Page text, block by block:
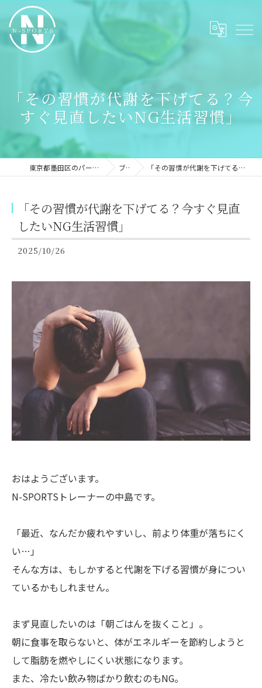
「その習慣が代謝を下げてる？今
すぐ見直したいNG生活習慣」
東京都墨田区のパーソナルジムならN-sports ブログ 「その習慣が代謝を下げてる？今すぐ見直したいNG生活習慣」
「その習慣が代謝を下げてる？今すぐ見直
したいNG生活習慣」
2025/10/26
おはようございます。
N-SPORTSトレーナーの中島です。
「最近、なんだか疲れやすいし、前より体重が落ちにく
い…」
そんな方は、もしかすると代謝を下げる習慣が身につい
ているかもしれません。
まず見直したいのは「朝ごはんを抜くこと」。
朝に食事を取らないと、体がエネルギーを節約しようと
して脂肪を燃やしにくい状態になります。
また、冷たい飲み物ばかり飲むのもNG。